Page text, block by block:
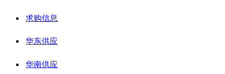
求购信息
华东供应
华南供应